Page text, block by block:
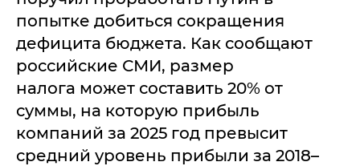
попытке добиться сокращения
дефицита бюджета. Как сообщают
российские СМИ, размер
налога может составить 20% от
суммы, на которую прибыль
компаний за 2025 год превысит
средний уровень прибыли за 2018–